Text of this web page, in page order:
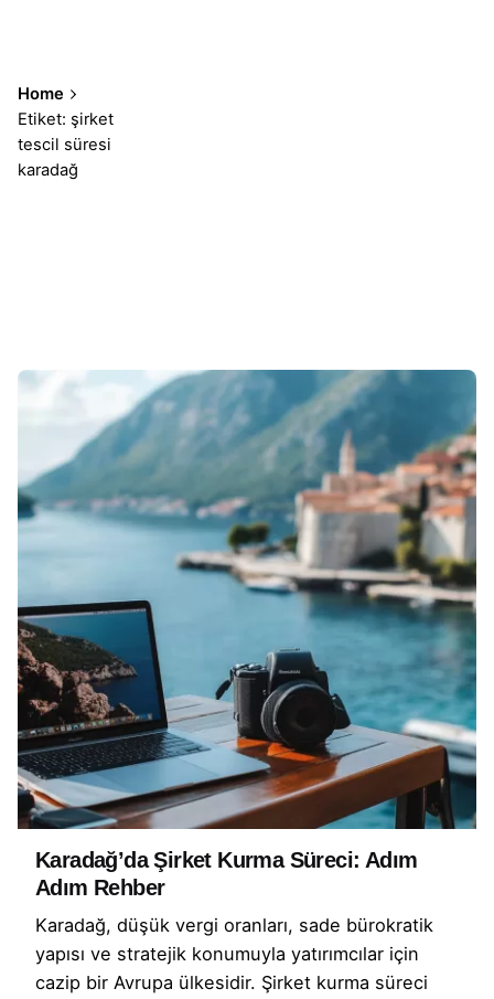
Home
Etiket: şirket
tescil süresi
karadağ
Karadağ’da Şirket Kurma Süreci: Adım
Adım Rehber
Karadağ, düşük vergi oranları, sade bürokratik
yapısı ve stratejik konumuyla yatırımcılar için
cazip bir Avrupa ülkesidir. Şirket kurma süreci